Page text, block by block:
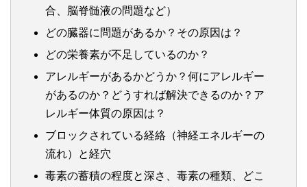
合、脳脊髄液の問題など）
どの臓器に問題があるか？その原因は？
どの栄養素が不足しているのか？
アレルギーがあるかどうか？何にアレルギー
があるのか？どうすれば解決できるのか？ア
レルギー体質の原因は？
ブロックされている経絡（神経エネルギーの
流れ）と経穴
毒素の蓄積の程度と深さ、毒素の種類、どこ